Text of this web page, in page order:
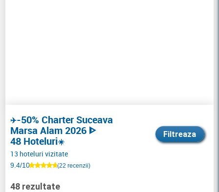
48 rezultate
✈️-50% Charter Suceava
Marsa Alam 2026 ᐈ
48 Hoteluri☀️
13 hoteluri vizitate
9.4/10 (22 recenzii)
Filtreaza